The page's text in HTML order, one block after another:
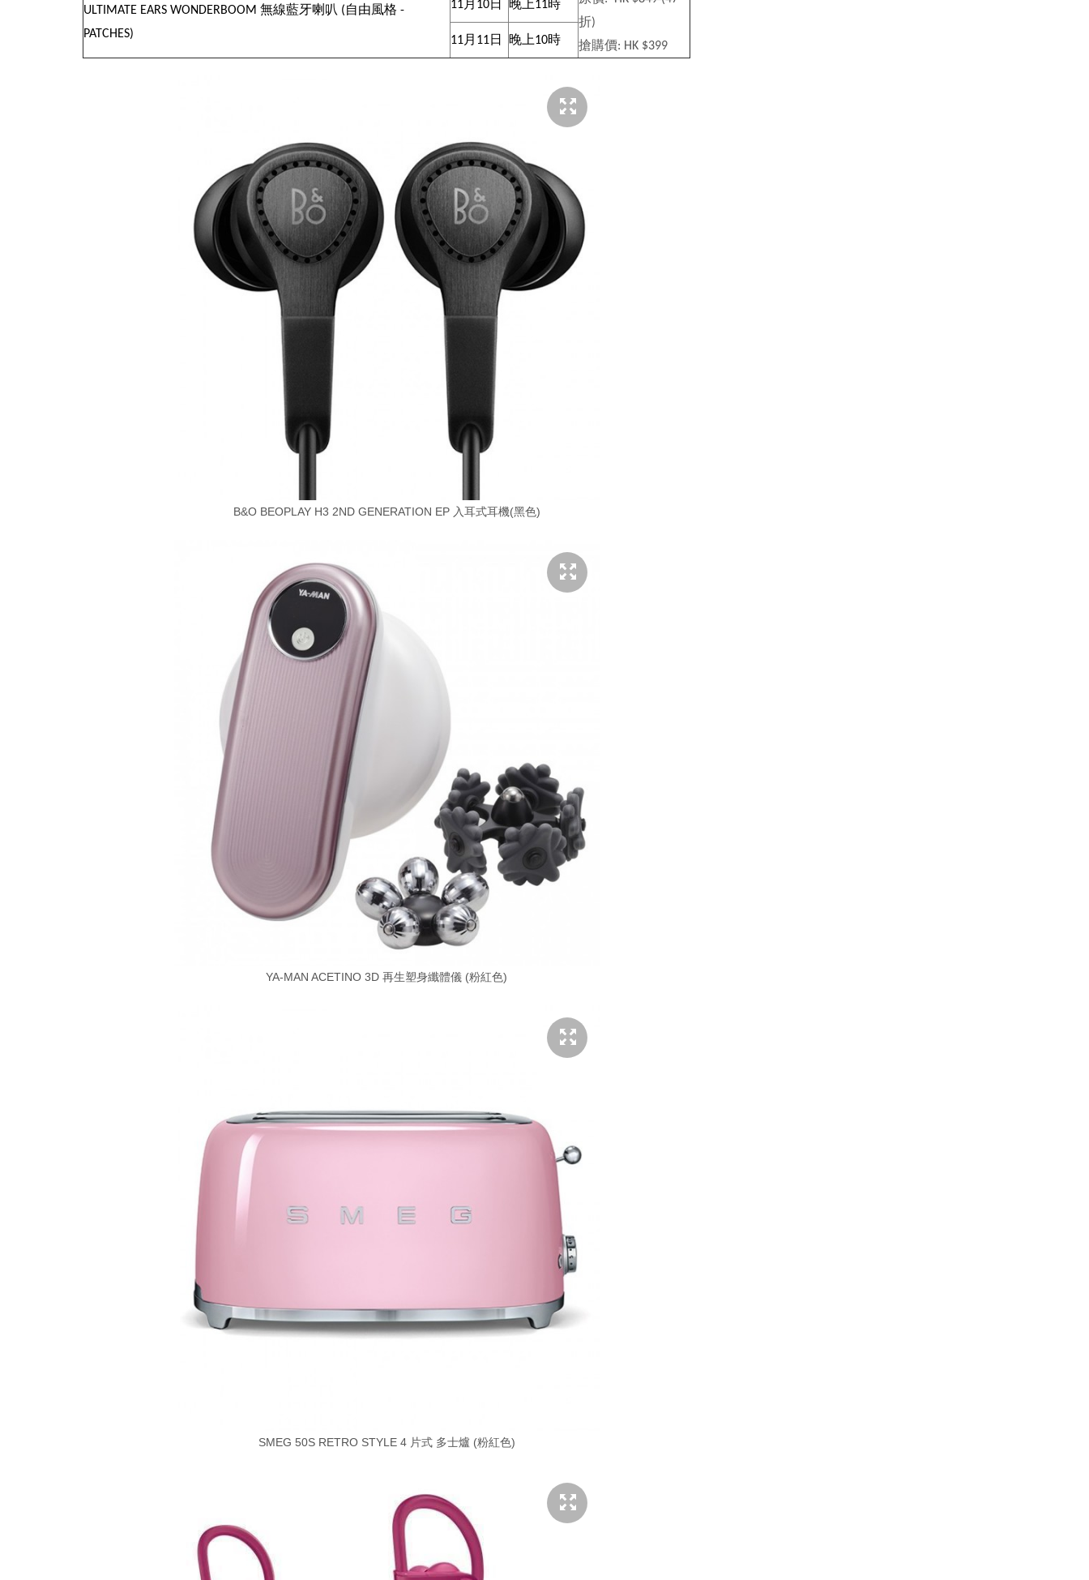
ULTIMATE EARS WONDERBOOM 無線藍牙喇叭 (自由風格 -
PATCHES)
11月 10日 晚上11時
折)
搶購價: HK $399
11月 11日 晚上10時
B&O BEOPLAY H3 2ND GENERATION EP 入耳式耳機(黑色)
YA-MAN ACETINO 3D 再生塑身纖體儀 (粉紅色)
SMEG 50S RETRO STYLE 4 片式 多士爐 (粉紅色)